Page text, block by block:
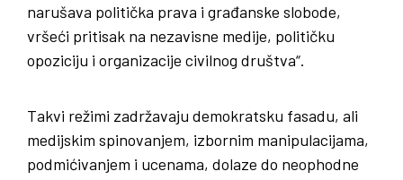
narušava politička prava i građanske slobode,
vršeći pritisak na nezavisne medije, političku
opoziciju i organizacije civilnog društva“.
Takvi režimi zadržavaju demokratsku fasadu, ali
medijskim spinovanjem, izbornim manipulacijama,
podmićivanjem i ucenama, dolaze do neophodne